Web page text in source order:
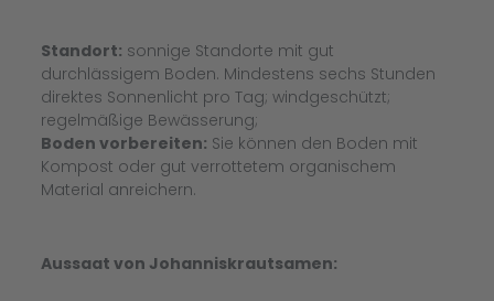
Standort: sonnige Standorte mit gut
durchlässigem Boden. Mindestens sechs Stunden
direktes Sonnenlicht pro Tag; windgeschützt;
regelmäßige Bewässerung;
Boden vorbereiten: Sie können den Boden mit
Kompost oder gut verrottetem organischem
Material anreichern.
Aussaat von Johanniskrautsamen: